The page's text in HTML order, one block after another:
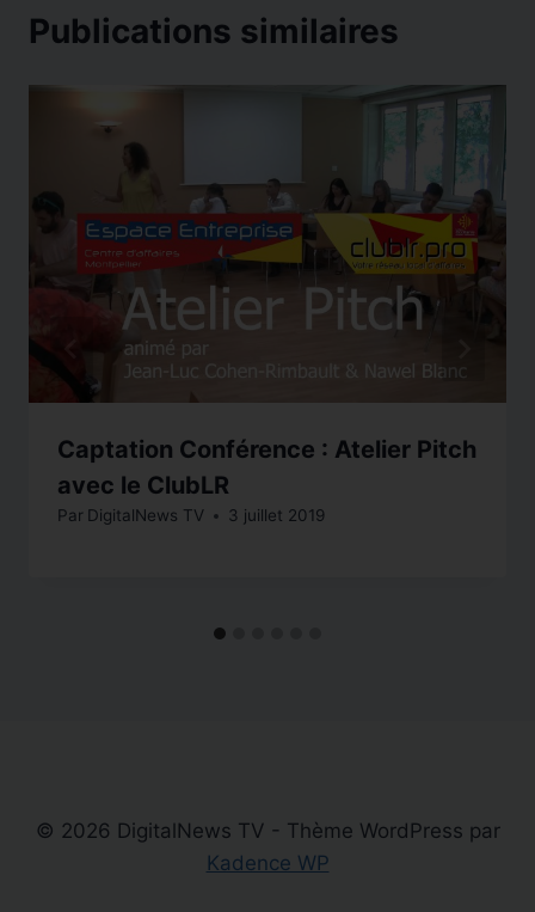
Publications similaires
Captation Conférence : Atelier Pitch
avec le ClubLR
Par DigitalNews TV 3 juillet 2019
© 2026 DigitalNews TV - Thème WordPress par
Kadence WP